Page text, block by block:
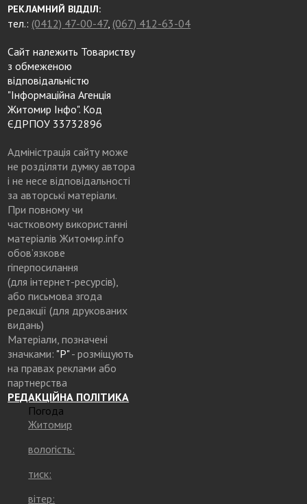
РЕКЛАМНИЙ ВІДДІЛ:
тел.: (0412) 47-00-47, (067) 412-63-04
Сайт належить Товариству
з обмеженою
відповідальністю
"Інформаційна Агенція
Житомир Інфо". Код
ЄДРПОУ 33732896
Адміністрація сайту може
не розділяти думку автора
і не несе відповідальності
за авторські матеріали.
При повному чи
частковому використанні
матеріалів Житомир.info
обов’язкове
гіперпосилання
(для інтернет-ресурсів),
або письмова згода
редакції (для друкованих
видань)
Матеріали, позначені
значками: "Р"- розміщують
на правах реклами або
партнерства
РЕДАКЦІЙНА ПОЛІТИКА
Погода
Житомир
вологість:
тиск:
вітер: